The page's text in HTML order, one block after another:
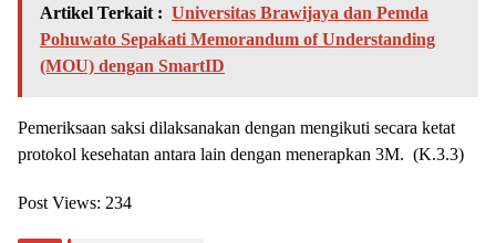
Artikel Terkait : Universitas Brawijaya dan Pemda
Pohuwato Sepakati Memorandum of Understanding
(MOU) dengan SmartID
Pemeriksaan saksi dilaksanakan dengan mengikuti secara ketat
protokol kesehatan antara lain dengan menerapkan 3M. (K.3.3)
Post Views: 234